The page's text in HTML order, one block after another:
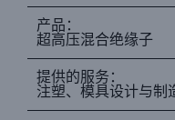
产品：
超高压混合绝缘子
提供的服务：
注塑、模具设计与制